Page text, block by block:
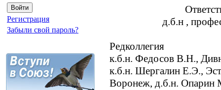
Регистрация
Забыли свой пароль?
д.б.н ,
Редколлегия
к.б.н. Федосов В.Н.,
к.б.н. Шергалин Е.Э.,
Воронеж, д.б.н. Опарин